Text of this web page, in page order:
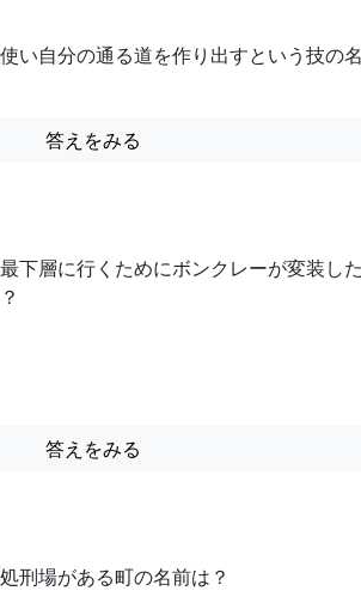
い自分の通る道を作り出すという技の
答えをみる
下層に行くためにボンクレーが変装し
答えをみる
刑場がある町の名前は？